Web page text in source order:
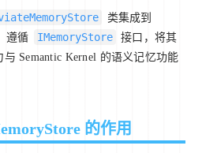
类集成到
遵循
IMemoryStore
接口，将其
Semantic Kernel 的语义记忆功能
的作用